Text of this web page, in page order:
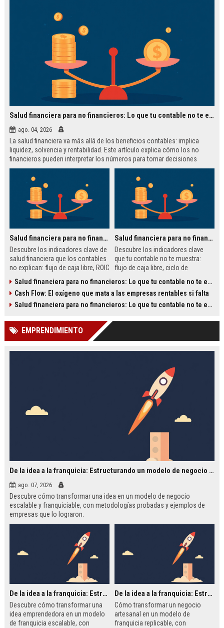
Salud financiera para no financieros: Lo que tu contable no te explica
ago. 04, 2026
La salud financiera va más allá de los beneficios contables: implica
liquidez, solvencia y rentabilidad. Este artículo explica cómo los no
financieros pueden interpretar los números para tomar decisiones
estratégicas, con ejemplos de Tesla, Google y Netflix.
Salud financiera para no financieros: Lo que tu contable no te explica
Descubre los indicadores clave de
salud financiera que los contables
no explican: flujo de caja libre, ROIC
Aprende a diagnosticar tu empresa
con ejemplos de Tesla, Google y
PYMES reales.
Salud financiera para no financieros: Lo que tu contable no te explica
Descubre los indicadores clave
que tu contable no te muestra:
flujo de caja libre, ciclo de
tests. Aprende con casos reales
de Tesla y PYMES.
Salud financiera para no financieros: Lo que tu contable no te explica
Cash Flow: El oxígeno que mata a las empresas rentables si falta
Salud financiera para no financieros: Lo que tu contable no te explica
EMPRENDIMIENTO
De la idea a la franquicia: Estructurando un modelo de negocio escalable
ago. 07, 2026
Descubre cómo transformar una idea en un modelo de negocio
escalable y franquiciable, con metodologías probadas y ejemplos de
empresas que lo lograron.
De la idea a la franquicia: Estructurando un modelo de negocio escalable
Descubre cómo transformar una
idea emprendedora en un modelo
de franquicia escalable, con
De la idea a la franquicia: Estructurando un modelo de negocio escalable
Cómo transformar un negocio
artesanal en un modelo de
franquicia replicable, con